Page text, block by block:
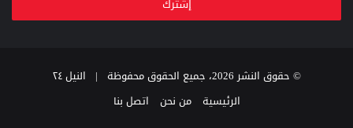
© حقوق النشر 2026، جميع الحقوق محفوظة |
النيل ٢٤
الرئيسية
من نحن اتصل بنا